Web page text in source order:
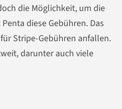
die Möglichkeit, um die
diese Gebühren. Das
Stripe-Gebühren anfallen.
darunter auch viele